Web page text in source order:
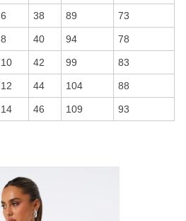
6 38 89 73
8 40 94 78
10 42 99 83
12 44 104 88
14 46 109 93